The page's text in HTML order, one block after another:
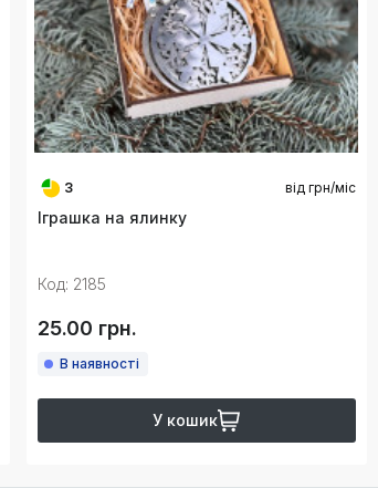
3 відгрн/міс
Іграшка на ялинку
Код: 2185
25.00 грн.
В наявності
У кошик